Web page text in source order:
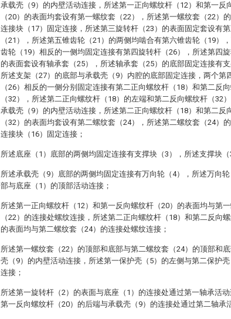
承载壳（9）的内壁活动连接，所述第一正向螺纹杆（12）和第一反
（20）的表面均套设有第一螺纹套（22），所述第一螺纹套（22）
连接块（17）固定连接，所述第三旋转杆（23）的表面固定套设有
（21），所述第五锥齿轮（21）的两侧均啮合有第六锥齿轮（19）
齿轮（19）相反的一侧均固定连接有第四旋转杆（26），所述第四旋
的表面套设有轴承套（25），所述轴承套（25）的底部固定连接有支
所述支架（27）的底部与承载壳（9）内腔的底部固定连接，两个第
（26）相反的一侧分别固定连接有第二正向螺纹杆（18）和第二反
（32），所述第二正向螺纹杆（18）的左端和第二反向螺纹杆（32
承载壳（9）的内壁活动连接，所述第二正向螺纹杆（18）和第二反
（32）的表面均套设有第二螺纹套（24），所述第二螺纹套（24）
连接块（16）固定连接；
所述底座（1）底部的两侧均固定连接有支撑块（3），所述支撑块
所述承载壳（9）底部的两侧均固定连接有万向轮（4），所述万向
部与底座（1）的顶部活动连接；
所述第一正向螺纹杆（12）和第一反向螺纹杆（20）的表面均与第
（22）的连接处螺纹连接，所述第二正向螺纹杆（18）和第二反向螺
的表面均与第二螺纹套（24）的连接处螺纹连接；
所述第一螺纹套（22）的顶部和底部与第二螺纹套（24）的顶部和
壳（9）的内壁活动连接，所述第一保护壳（5）的左侧与第二保护
连接；
所述第一旋转杆（2）的表面与底座（1）的连接处通过第一轴承活
第一反向螺纹杆（20）的后端与承载壳（9）的连接处通过第二轴承